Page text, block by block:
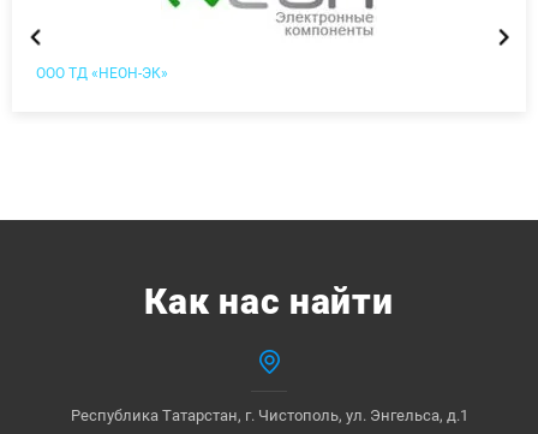
ООО ТД «НЕОН-ЭК»
Как нас найти
Республика Татарстан, г. Чистополь, ул. Энгельса, д.1